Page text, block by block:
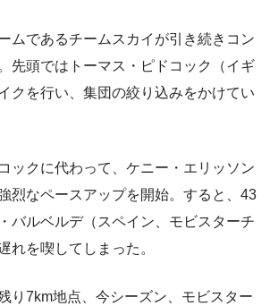
ムであるチームスカイが引き続きコン
先頭ではトーマス・ピドコック（イギ
クを行い、集団の絞り込みをかけてい
ックに代わって、ケニー・エリッソン
烈なペースアップを開始。すると、43
バルベルデ（スペイン、モビスターチ
れを喫してしまった。
り7km地点、今シーズン、モビスター